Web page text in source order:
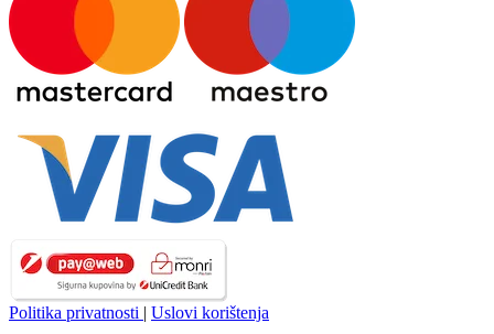
Politika privatnosti | Uslovi korištenja